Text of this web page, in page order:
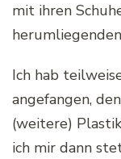
mit ihren
Ich hab
angefangen,
(weitere)
ich mir dann